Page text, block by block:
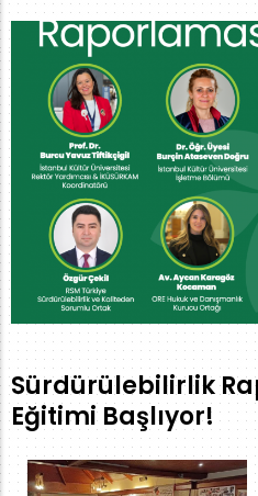
Sürdürülebilirlik
Eğitimi Başlıyor!